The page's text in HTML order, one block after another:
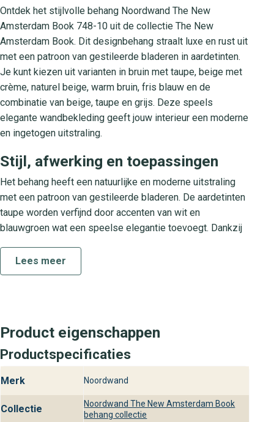
Ontdek het stijlvolle behang Noordwand The New
Amsterdam Book 748-10 uit de collectie The New
Amsterdam Book. Dit designbehang straalt luxe en rust uit
met een patroon van gestileerde bladeren in aardetinten.
Je kunt kiezen uit varianten in bruin met taupe, beige met
crème, naturel beige, warm bruin, fris blauw en de
combinatie van beige, taupe en grijs. Deze speels
elegante wandbekleding geeft jouw interieur een moderne
en ingetogen uitstraling.
Stijl, afwerking en toepassingen
Het behang heeft een natuurlijke en moderne uitstraling
met een patroon van gestileerde bladeren. De aardetinten
taupe worden verfijnd door accenten van wit en
blauwgroen wat een speelse elegantie toevoegt. Dankzij
recht. Je brengt het aan in je woonkamer, slaapkamer of
kantoor en creëert meteen een stijlvol en luxe interieur.
Collectie The New Amsterdam Book
De The New Amsterdam Book collectie staat voor tijdloos
design met een hedendaagse inslag. Elk patroon is
zorgvuldig ontworpen om jouw woonruimte een luxe
uitstraling te geven. Of je nu kiest voor een rustig
rustgevend motief of een uitgesprokener design, deze
Lees meer
Product eigenschappen
Productspecificaties
Merk Noordwand
Collectie
Noordwand The New Amsterdam Book
behang collectie